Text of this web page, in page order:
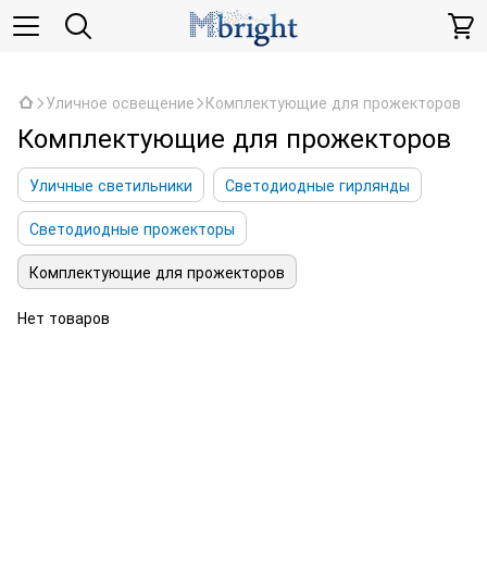
Уличное освещение Комплектующие для прожекторов
Комплектующие для прожекторов
Уличные светильники
Светодиодные гирлянды
Светодиодные прожекторы
Комплектующие для прожекторов
Нет товаров